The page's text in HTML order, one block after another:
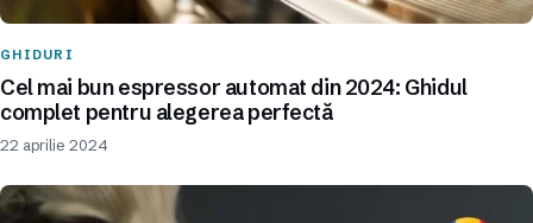
GHIDURI
Cel mai bun espressor automat din 2024: Ghidul
complet pentru alegerea perfectă
22 aprilie 2024